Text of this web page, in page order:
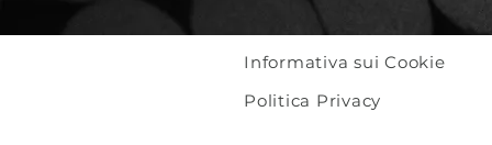
Informativa sui Cookie
Politica Privacy